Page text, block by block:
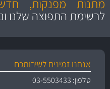
מתנות מפנקות,
לרשימת התפוצה שלנו
אנחנו זמינים לשירותכם
טלפון: 03-5503433